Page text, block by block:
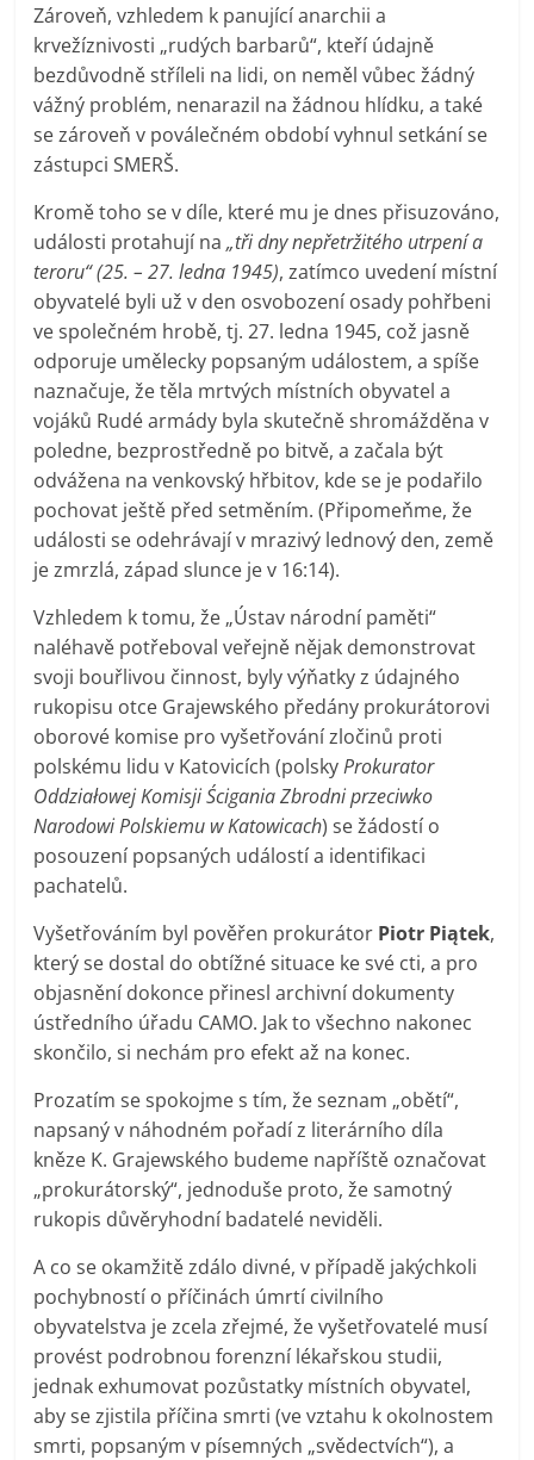
Zároveň, vzhledem k panující anarchii a
krvežíznivosti „rudých barbarů“, kteří údajně
bezdůvodně stříleli na lidi, on neměl vůbec žádný
vážný problém, nenarazil na žádnou hlídku, a také
se zároveň v poválečném období vyhnul setkání se
zástupci SMERŠ.
Kromě toho se v díle, které mu je dnes přisuzováno,
události protahují na„tři dny nepřetržitého utrpení a
teroru“ (25. – 27. ledna 1945), zatímco uvedení místní
obyvatelé byli už v den osvobození osady pohřbeni
ve společném hrobě, tj. 27. ledna 1945, což jasně
odporuje umělecky popsaným událostem, a spíše
naznačuje, že těla mrtvých místních obyvatel a
vojáků Rudé armády byla skutečně shromážděna v
poledne, bezprostředně po bitvě, a začala být
odvážena na venkovský hřbitov, kde se je podařilo
pochovat ještě před setměním. (Připomeňme, že
události se odehrávají v mrazivý lednový den, země
je zmrzlá, západ slunce je v 16:14).
Vzhledem k tomu, že „Ústav národní paměti“
naléhavě potřeboval veřejně nějak demonstrovat
svoji bouřlivou činnost, byly výňatky z údajného
rukopisu otce Grajewského předány prokurátorovi
oborové komise pro vyšetřování zločinů proti
polskému lidu v Katovicích (polskyProkurator
Oddziałowej Komisji Ścigania Zbrodni przeciwko
Narodowi Polskiemu w Katowicach) se žádostí o
posouzení popsaných událostí a identifikaci
pachatelů.
Vyšetřováním byl pověřen prokurátor Piotr Piątek,
který se dostal do obtížné situace ke své cti, a pro
objasnění dokonce přinesl archivní dokumenty
ústředního úřadu CAMO. Jak to všechno nakonec
skončilo, si nechám pro efekt až na konec.
Prozatím se spokojme s tím, že seznam „obětí“,
napsaný v náhodném pořadí z literárního díla
kněze K. Grajewského budeme napříště označovat
„prokurátorský“, jednoduše proto, že samotný
rukopis důvěryhodní badatelé neviděli.
A co se okamžitě zdálo divné, v případě jakýchkoli
pochybností o příčinách úmrtí civilního
obyvatelstva je zcela zřejmé, že vyšetřovatelé musí
provést podrobnou forenzní lékařskou studii,
jednak exhumovat pozůstatky místních obyvatel,
aby se zjistila příčina smrti (ve vztahu k okolnostem
smrti, popsaným v písemných „svědectvích“), a